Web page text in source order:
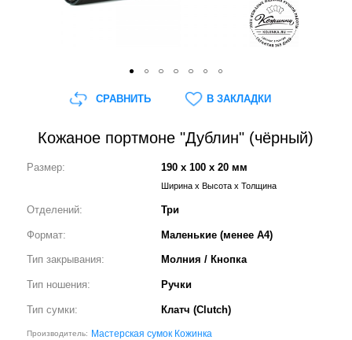
Кожаное портмоне "Дублин" (чёрный)
Размер: 190 x 100 x 20 мм
Ширина x Высота x Толщина
Отделений: Три
Формат: Маленькие (менее А4)
Тип закрывания: Молния / Кнопка
Тип ношения: Ручки
Тип сумки: Клатч (Clutch)
Производитель: Мастерская сумок Кожинка
СРАВНИТЬ В ЗАКЛАДКИ